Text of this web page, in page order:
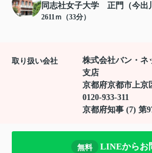
同志社女子大学 正門（今出
2611ｍ（33分）
取り扱い会社
株式会社バン
支店
京都府京都市上京
0120-933-311
京都府知事 (7) 第
無料 LINEからお